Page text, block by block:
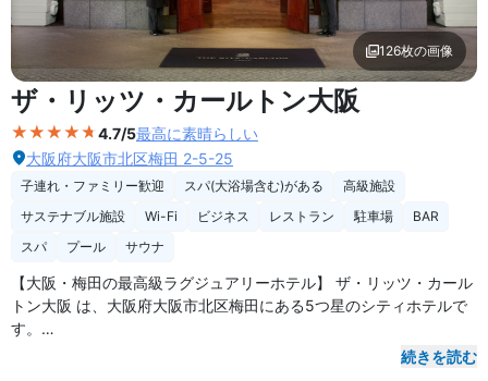
外観の写真を拡大表示
126枚の画像
ザ・リッツ・カールトン大阪
4.7/5最高に素晴らしい
大阪府大阪市北区梅田 2-5-25
子連れ・ファミリー歓迎 スパ(大浴場含む)がある
高級施設
サステナブル施設
Wi-Fi ビジネス レストラン 駐車場
BAR
スパ
プール サウナ
【大阪・梅田の最高級ラグジュアリーホテル】 ザ・リッツ・カール
トン大阪 は、大阪府大阪市北区梅田にある5つ星のシティホテルで
す。
続きを読む